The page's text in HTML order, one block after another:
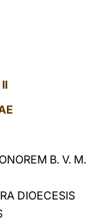
B. V. M.
DIOECESIS